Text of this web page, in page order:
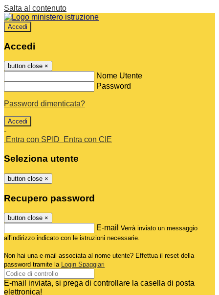
Salta al contenuto
Accedi
Accedi
button close ×
Nome Utente
Password
Password dimenticata?
-
Entra con SPID
Entra con CIE
Seleziona utente
button close ×
Recupero password
button close ×
E-mail Verrà inviato un messaggio
all'indirizzo indicato con le istruzioni necessarie.
Non hai una e-mail associata al nome utente? Effettua il reset della
password tramite la Login Spaggiari
E-mail inviata, si prega di controllare la casella di posta
elettronica!